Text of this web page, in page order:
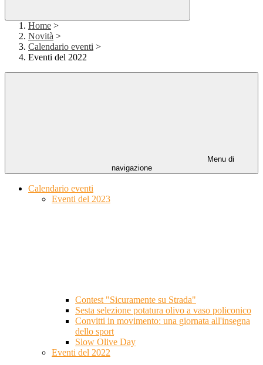
Home >
Novità >
Calendario eventi >
Eventi del 2022
Menu di
navigazione
Calendario eventi
Eventi del 2023
Contest "Sicuramente su Strada"
Sesta selezione potatura olivo a vaso policonico
Convitti in movimento: una giornata all'insegna
dello sport
Slow Olive Day
Eventi del 2022